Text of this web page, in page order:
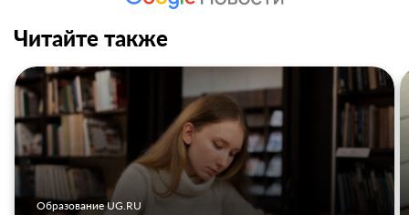
Читайте также
Образование UG.RU